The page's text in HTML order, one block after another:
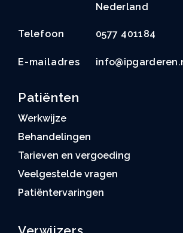
Nederland
Telefoon 0577 401184
E-mailadres
Patiënten
Werkwijze
Behandelingen
Tarieven en vergoeding
Veelgestelde vragen
Patiëntervaringen